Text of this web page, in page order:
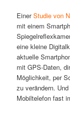
EinerStudie von
mit einem
eine kleine
aktuelle
mit GPS-Daten,
Möglichkeit, per
zu verändern.
Mobiltelefon fast